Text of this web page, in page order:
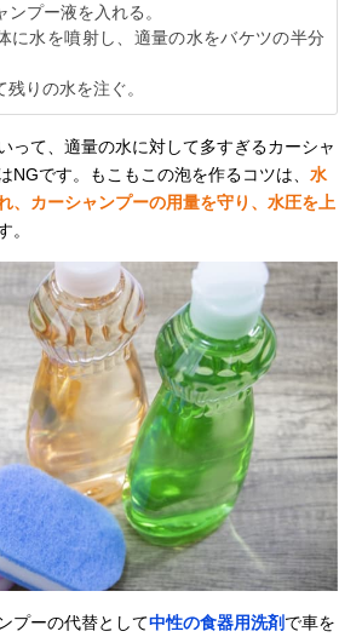
プー液を入れる。
に水を噴射し、適量の水をバケツの半分
りの水を注ぐ。
って、適量の水に対して多すぎるカーシャ
NGです。もこもこの泡を作るコツは、 水
、カーシャンプーの用量を守り、水圧を上
。
プーの代替として中性の食器用洗剤で車を